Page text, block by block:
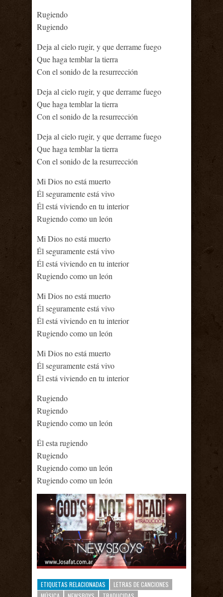
Rugiendo
Rugiendo
Deja al cielo rugir, y que derrame fuego
Que haga temblar la tierra
Con el sonido de la resurrección
Deja al cielo rugir, y que derrame fuego
Que haga temblar la tierra
Con el sonido de la resurrección
Deja al cielo rugir, y que derrame fuego
Que haga temblar la tierra
Con el sonido de la resurrección
Mi Dios no está muerto
Él seguramente está vivo
Él está viviendo en tu interior
Rugiendo como un león
Mi Dios no está muerto
Él seguramente está vivo
Él está viviendo en tu interior
Rugiendo como un león
Mi Dios no está muerto
Él seguramente está vivo
Él está viviendo en tu interior
Rugiendo como un león
Mi Dios no está muerto
Él seguramente está vivo
Él está viviendo en tu interior
Rugiendo
Rugiendo
Rugiendo como un león
Él esta rugiendo
Rugiendo
Rugiendo como un león
Rugiendo como un león
ETIQUETAS RELACIONADAS
LETRAS DE CANCIONES